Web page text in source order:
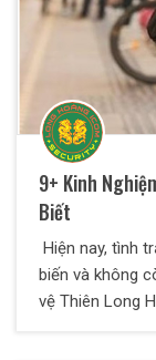
9+ Kinh
Biết
Hiện nay, tình
biến và không
vệ Thiên Long